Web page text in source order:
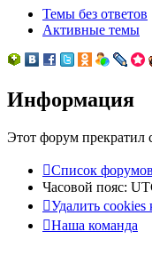
Темы без ответов
Активные темы
Информация
Этот форум прекратил
Список форумов
Часовой пояс:
Удалить
Наша команда